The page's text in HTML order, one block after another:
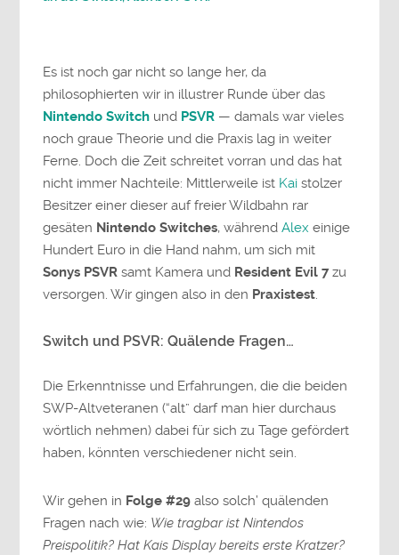
Es ist noch gar nicht so lange her, da
philosophierten wir in illustrer Runde über das
Nintendo Switch und PSVR — damals war vieles
noch graue Theorie und die Praxis lag in weiter
Ferne. Doch die Zeit schreitet vorran und das hat
nicht immer Nachteile: Mittlerweile ist Kai stolzer
Besitzer einer dieser auf freier Wildbahn rar
gesäten Nintendo Switches, währendAlex einige
Hundert Euro in die Hand nahm, um sich mit
Sonys PSVR samt Kamera und Resident Evil 7zu
versorgen. Wir gingen also in den Praxistest.
Switch und PSVR: Quälende Fragen…
Die Erkenntnisse und Erfahrungen, die die beiden
SWP-Altveteranen (“alt” darf man hier durchaus
wörtlich nehmen) dabei für sich zu Tage gefördert
haben, könnten verschiedener nicht sein.
Wir gehen in Folge #29 also solch’ quälenden
Fragen nach wie: Wie tragbar ist Nintendos
Preispolitik? Hat Kais Display bereits erste Kratzer?